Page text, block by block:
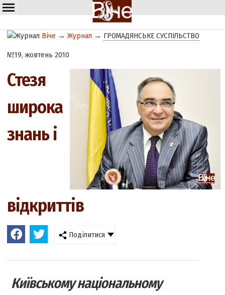
Віче →Журнал → ГРОМАДЯНСЬКЕ СУСПІЛЬСТВО
№19, жовтень 2010
Стезя
широка
знань і
відкриттів
Поділитися
Київському національному